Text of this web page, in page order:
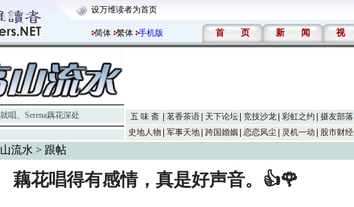
设万维读者为首页
简体 繁体 手机版 首 页 新 闻 视
唱、 Serena藕花深处 五 味 斋 茗香茶语 天下论坛 竞技沙龙 彩虹之约 摄友部落
史地人物
军事天地 跨国婚姻 恋恋风尘 灵机一动 股市财经
流水 > 跟帖
藕花唱得有感情，真是好声音。👍🌹